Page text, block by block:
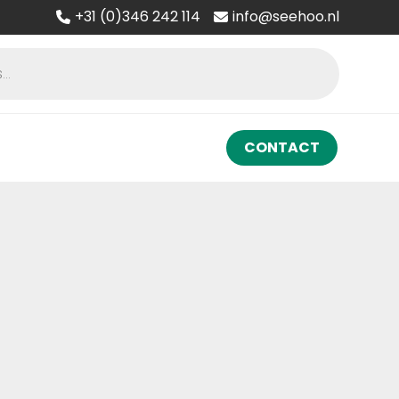
+31 (0)346 242 114
info@seehoo.nl
CONTACT